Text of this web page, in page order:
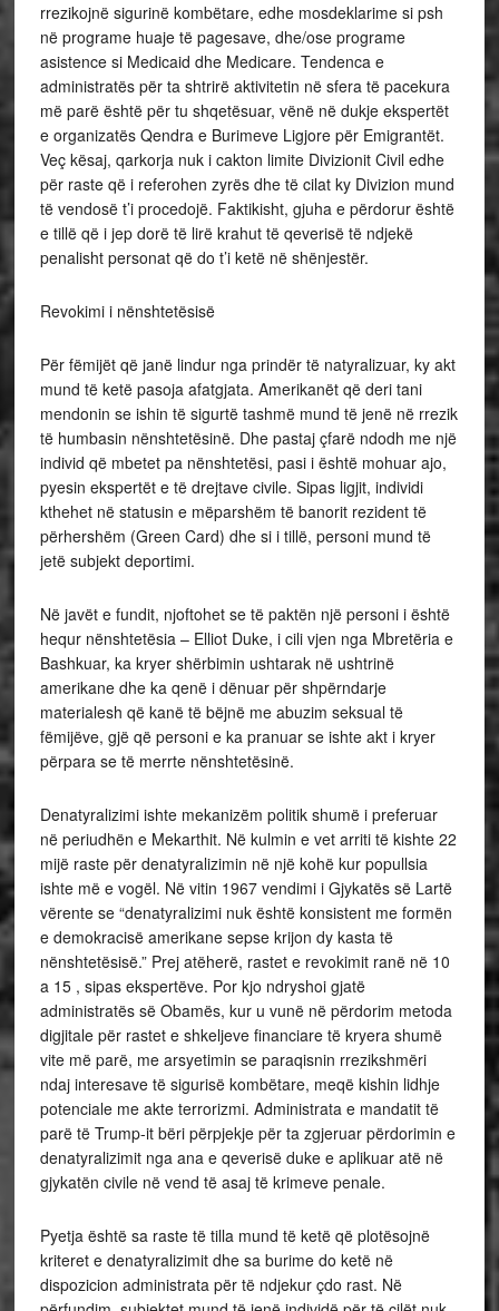
rrezikojnë sigurinë kombëtare, edhe mosdeklarime si psh
në programe huaje të pagesave, dhe/ose programe
asistence si Medicaid dhe Medicare. Tendenca e
administratës për ta shtrirë aktivitetin në sfera të pacekura
më parë është për tu shqetësuar, vënë në dukje ekspertët
e organizatës Qendra e Burimeve Ligjore për Emigrantët.
Veç kësaj, qarkorja nuk i cakton limite Divizionit Civil edhe
për raste që i referohen zyrës dhe të cilat ky Divizion mund
të vendosë t’i procedojë. Faktikisht, gjuha e përdorur është
e tillë që i jep dorë të lirë krahut të qeverisë të ndjekë
penalisht personat që do t’i ketë në shënjestër.
Revokimi i nënshtetësisë
Për fëmijët që janë lindur nga prindër të natyralizuar, ky akt
mund të ketë pasoja afatgjata. Amerikanët që deri tani
mendonin se ishin të sigurtë tashmë mund të jenë në rrezik
të humbasin nënshtetësinë. Dhe pastaj çfarë ndodh me një
individ që mbetet pa nënshtetësi, pasi i është mohuar ajo,
pyesin ekspertët e të drejtave civile. Sipas ligjit, individi
kthehet në statusin e mëparshëm të banorit rezident të
përhershëm (Green Card) dhe si i tillë, personi mund të
jetë subjekt deportimi.
Në javët e fundit, njoftohet se të paktën një personi i është
hequr nënshtetësia – Elliot Duke, i cili vjen nga Mbretëria e
Bashkuar, ka kryer shërbimin ushtarak në ushtrinë
amerikane dhe ka qenë i dënuar për shpërndarje
materialesh që kanë të bëjnë me abuzim seksual të
fëmijëve, gjë që personi e ka pranuar se ishte akt i kryer
përpara se të merrte nënshtetësinë.
Denatyralizimi ishte mekanizëm politik shumë i preferuar
në periudhën e Mekarthit. Në kulmin e vet arriti të kishte 22
mijë raste për denatyralizimin në një kohë kur popullsia
ishte më e vogël. Në vitin 1967 vendimi i Gjykatës së Lartë
vërente se “denatyralizimi nuk është konsistent me formën
e demokracisë amerikane sepse krijon dy kasta të
nënshtetësisë.” Prej atëherë, rastet e revokimit ranë në 10
a 15 , sipas ekspertëve. Por kjo ndryshoi gjatë
administratës së Obamës, kur u vunë në përdorim metoda
digjitale për rastet e shkeljeve financiare të kryera shumë
vite më parë, me arsyetimin se paraqisnin rrezikshmëri
ndaj interesave të sigurisë kombëtare, meqë kishin lidhje
potenciale me akte terrorizmi. Administrata e mandatit të
parë të Trump-it bëri përpjekje për ta zgjeruar përdorimin e
denatyralizimit nga ana e qeverisë duke e aplikuar atë në
gjykatën civile në vend të asaj të krimeve penale.
Pyetja është sa raste të tilla mund të ketë që plotësojnë
kriteret e denatyralizimit dhe sa burime do ketë në
dispozicion administrata për të ndjekur çdo rast. Në